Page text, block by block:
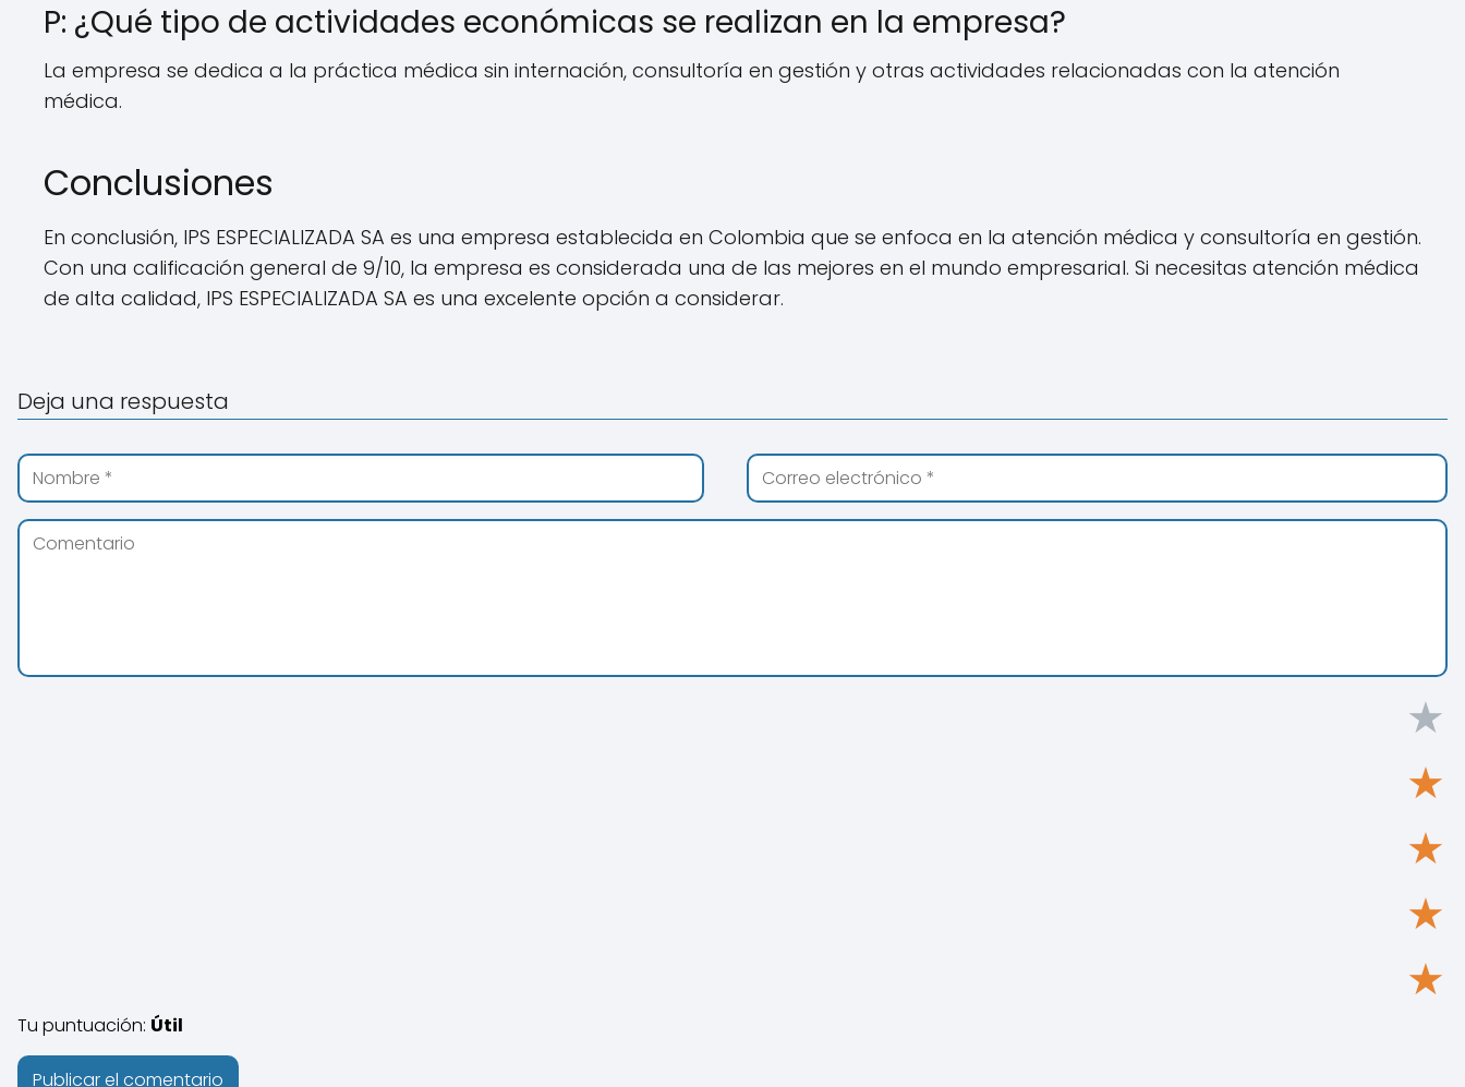
P: ¿Qué tipo de actividades económicas se realizan en la empresa?
La empresa se dedica a la práctica médica sin internación, consultoría en gestión y otras actividades relacionadas con la atención
médica.
Conclusiones
En conclusión, IPS ESPECIALIZADA SA es una empresa establecida en Colombia que se enfoca en la atención médica y consultoría en gestión.
Con una calificación general de 9/10, la empresa es considerada una de las mejores en el mundo empresarial. Si necesitas atención médica
de alta calidad, IPS ESPECIALIZADA SA es una excelente opción a considerar.
Deja una respuesta
★
★
★
★
★
Tu puntuación: Útil